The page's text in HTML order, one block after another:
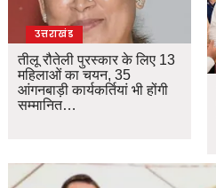
उत्तराखंड
तीलू रौतेली पुरस्कार के लिए 13
महिलाओं का चयन, 35
आंगनबाड़ी कार्यकर्तियां भी होंगी
सम्मानित…